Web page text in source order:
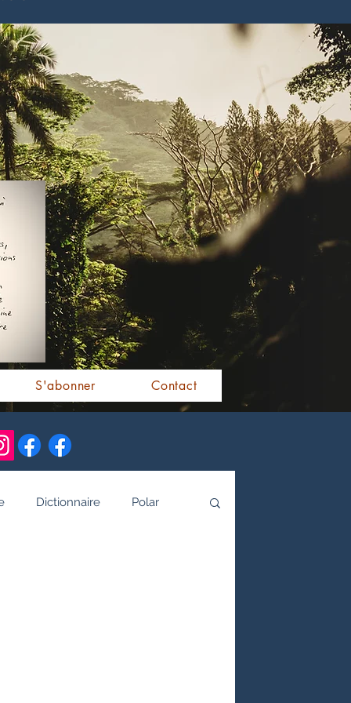
S'abonner Contact
Dictionnaire Polar